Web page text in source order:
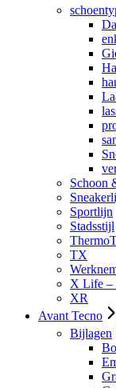
Schoon
Sportlijn
Stadsstijl
TX
X Life –
XR
Avant Tecno
Bijlagen